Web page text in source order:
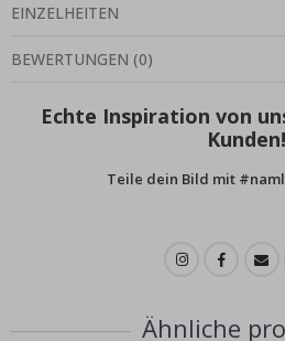
EINZELHEITEN
BEWERTUNGEN (0)
Echte Inspiration von
Kunden!
Teile dein Bild mit
Ähnliche